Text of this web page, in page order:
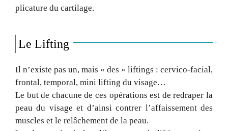
plicature du cartilage.
Le Lifting
Il n’existe pas un, mais « des » liftings : cervico-facial,
frontal, temporal, mini lifting du visage…
Le but de chacune de ces opérations est de redraper la
peau du visage et d’ainsi contrer l’affaissement des
muscles et le relâchement de la peau.